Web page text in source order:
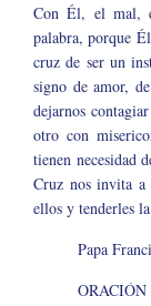
Con Él, el mal,
palabra, porque
cruz de ser un
signo de amor,
dejarnos
otro con
tienen necesidad
Cruz nos invita a
ellos y tenderles
Papa
ORACIÓN